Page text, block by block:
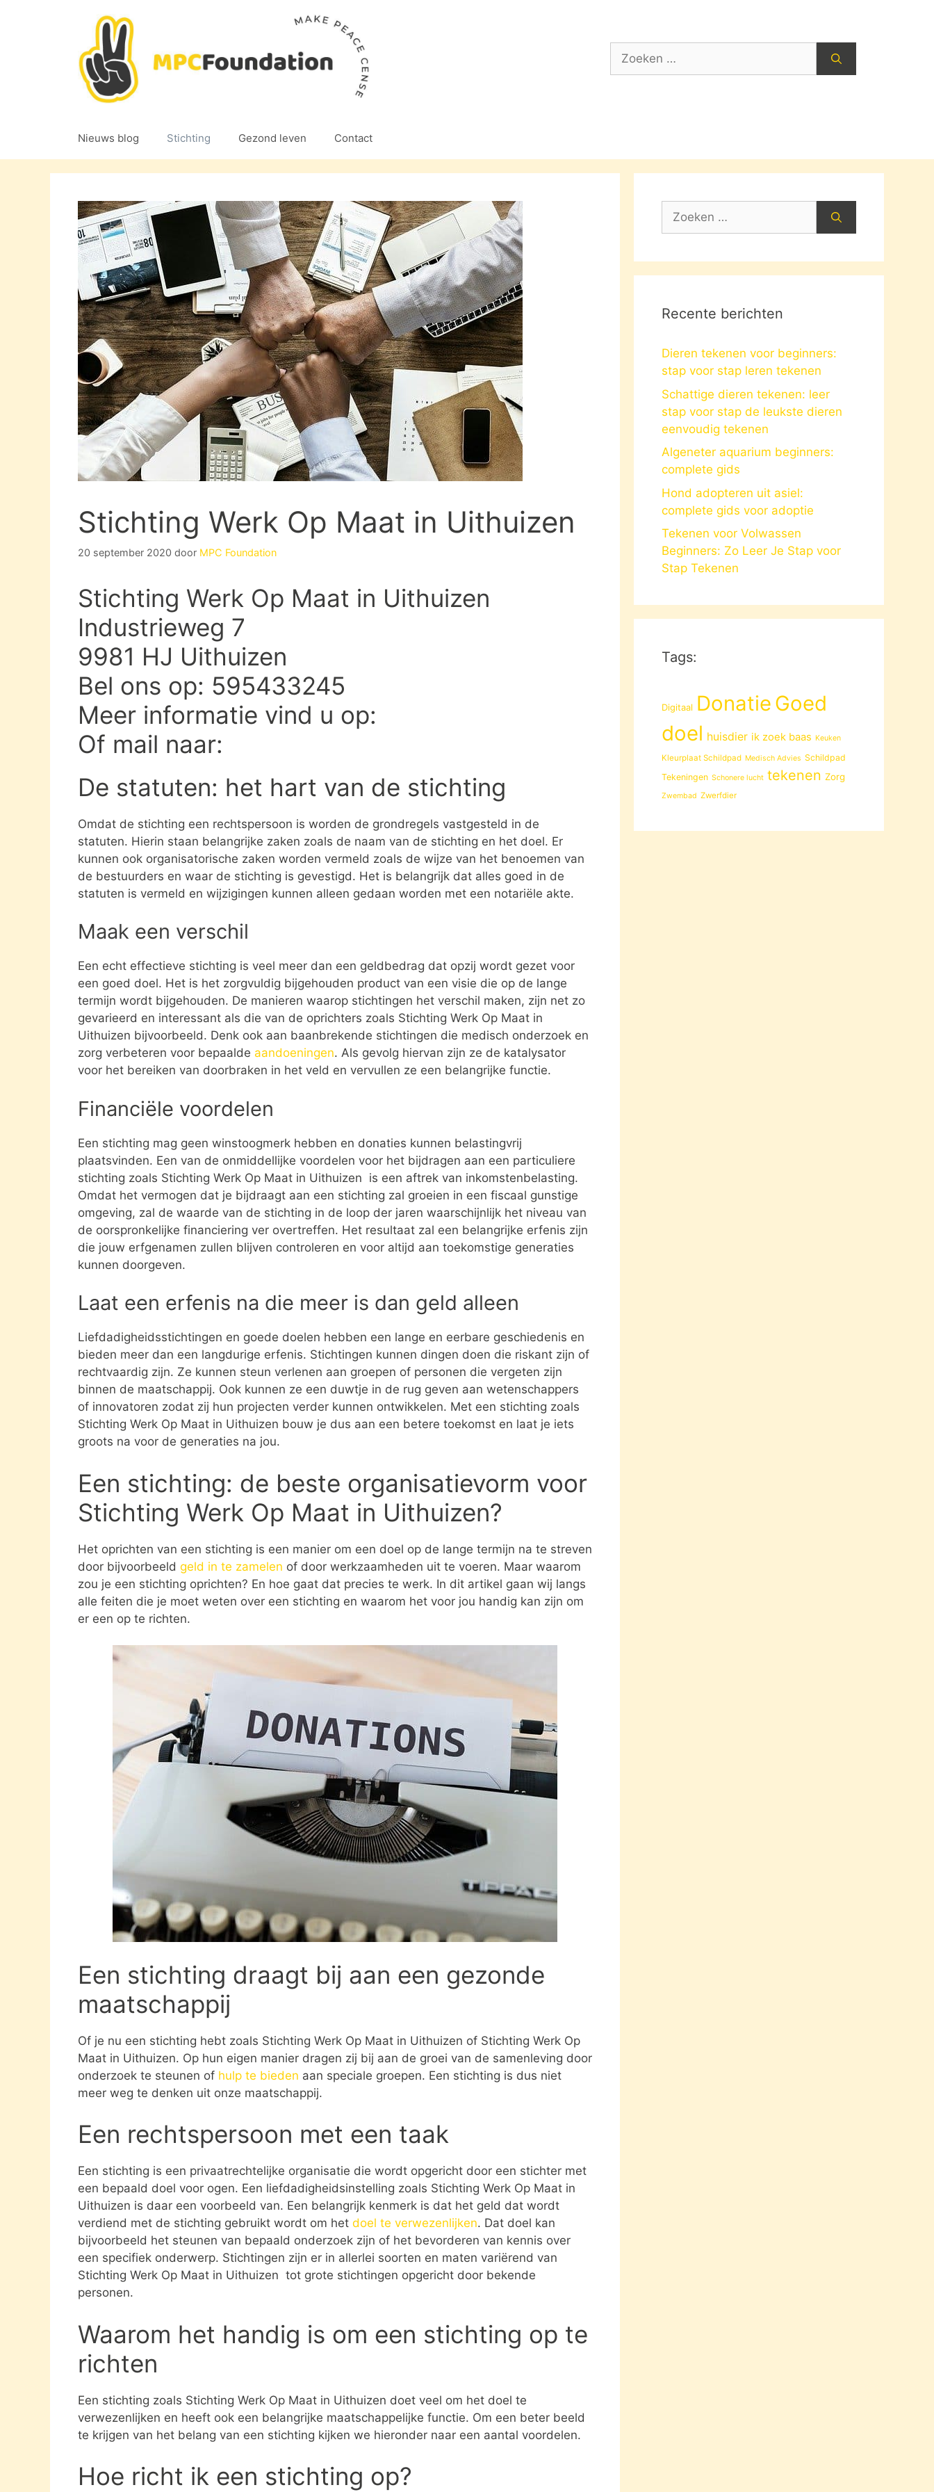
Zoek
Nieuws blog Stichting Gezond leven Contact
Stichting Werk Op Maat in Uithuizen
20 september 2020 door MPC Foundation
Stichting Werk Op Maat in Uithuizen
Industrieweg 7
9981 HJ Uithuizen
Bel ons op: 595433245
Meer informatie vind u op:
Of mail naar:
De statuten: het hart van de stichting
Omdat de stichting een rechtspersoon is worden de grondregels vastgesteld in de
statuten. Hierin staan belangrijke zaken zoals de naam van de stichting en het doel. Er
kunnen ook organisatorische zaken worden vermeld zoals de wijze van het benoemen van
de bestuurders en waar de stichting is gevestigd. Het is belangrijk dat alles goed in de
statuten is vermeld en wijzigingen kunnen alleen gedaan worden met een notariële akte.
Maak een verschil
Een echt effectieve stichting is veel meer dan een geldbedrag dat opzij wordt gezet voor
een goed doel. Het is het zorgvuldig bijgehouden product van een visie die op de lange
termijn wordt bijgehouden. De manieren waarop stichtingen het verschil maken, zijn net zo
gevarieerd en interessant als die van de oprichters zoals Stichting Werk Op Maat in
Uithuizen bijvoorbeeld. Denk ook aan baanbrekende stichtingen die medisch onderzoek en
zorg verbeteren voor bepaalde aandoeningen. Als gevolg hiervan zijn ze de katalysator
voor het bereiken van doorbraken in het veld en vervullen ze een belangrijke functie.
Financiële voordelen
Een stichting mag geen winstoogmerk hebben en donaties kunnen belastingvrij
plaatsvinden. Een van de onmiddellijke voordelen voor het bijdragen aan een particuliere
stichting zoals Stichting Werk Op Maat in Uithuizen is een aftrek van inkomstenbelasting.
Omdat het vermogen dat je bijdraagt aan een stichting zal groeien in een fiscaal gunstige
omgeving, zal de waarde van de stichting in de loop der jaren waarschijnlijk het niveau van
de oorspronkelijke financiering ver overtreffen. Het resultaat zal een belangrijke erfenis zijn
die jouw erfgenamen zullen blijven controleren en voor altijd aan toekomstige generaties
kunnen doorgeven.
Laat een erfenis na die meer is dan geld alleen
Liefdadigheidsstichtingen en goede doelen hebben een lange en eerbare geschiedenis en
bieden meer dan een langdurige erfenis. Stichtingen kunnen dingen doen die riskant zijn of
rechtvaardig zijn. Ze kunnen steun verlenen aan groepen of personen die vergeten zijn
binnen de maatschappij. Ook kunnen ze een duwtje in de rug geven aan wetenschappers
of innovatoren zodat zij hun projecten verder kunnen ontwikkelen. Met een stichting zoals
Stichting Werk Op Maat in Uithuizen bouw je dus aan een betere toekomst en laat je iets
groots na voor de generaties na jou.
Een stichting: de beste organisatievorm voor
Stichting Werk Op Maat in Uithuizen?
Het oprichten van een stichting is een manier om een doel op de lange termijn na te streven
door bijvoorbeeld geld in te zamelen of door werkzaamheden uit te voeren. Maar waarom
zou je een stichting oprichten? En hoe gaat dat precies te werk. In dit artikel gaan wij langs
alle feiten die je moet weten over een stichting en waarom het voor jou handig kan zijn om
er een op te richten.
Een stichting draagt bij aan een gezonde
maatschappij
Of je nu een stichting hebt zoals Stichting Werk Op Maat in Uithuizen of Stichting Werk Op
Maat in Uithuizen. Op hun eigen manier dragen zij bij aan de groei van de samenleving door
onderzoek te steunen of hulp te bieden aan speciale groepen. Een stichting is dus niet
meer weg te denken uit onze maatschappij.
Een rechtspersoon met een taak
Een stichting is een privaatrechtelijke organisatie die wordt opgericht door een stichter met
een bepaald doel voor ogen. Een liefdadigheidsinstelling zoals Stichting Werk Op Maat in
Uithuizen is daar een voorbeeld van. Een belangrijk kenmerk is dat het geld dat wordt
verdiend met de stichting gebruikt wordt om het doel te verwezenlijken. Dat doel kan
bijvoorbeeld het steunen van bepaald onderzoek zijn of het bevorderen van kennis over
een specifiek onderwerp. Stichtingen zijn er in allerlei soorten en maten variërend van
Stichting Werk Op Maat in Uithuizen tot grote stichtingen opgericht door bekende
personen.
Waarom het handig is om een stichting op te
richten
Een stichting zoals Stichting Werk Op Maat in Uithuizen doet veel om het doel te
verwezenlijken en heeft ook een belangrijke maatschappelijke functie. Om een beter beeld
te krijgen van het belang van een stichting kijken we hieronder naar een aantal voordelen.
Hoe richt ik een stichting op?
Zoek
Recente berichten
Dieren tekenen voor beginners:
stap voor stap leren tekenen
Schattige dieren tekenen: leer
stap voor stap de leukste dieren
eenvoudig tekenen
Algeneter aquarium beginners:
complete gids
Hond adopteren uit asiel:
complete gids voor adoptie
Tekenen voor Volwassen
Beginners: Zo Leer Je Stap voor
Stap Tekenen
Tags:
Digitaal Donatie Goed
doel huisdier ik zoek baas Keuken
Kleurplaat Schildpad Medisch Advies Schildpad
Tekeningen Schonere lucht tekenen Zorg
Zwembad Zwerfdier